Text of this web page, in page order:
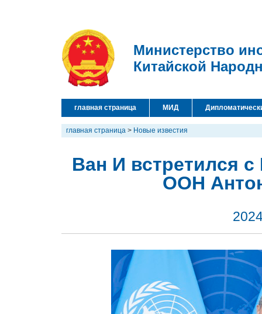
Министерство
Китайской
главная страница МИД
главная страница > Новые известия
Ван И встретился
ООН